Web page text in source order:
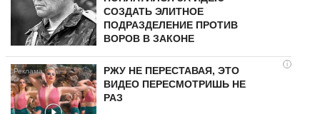
СОЗДАТЬ ЭЛИТНОЕ
ПОДРАЗДЕЛЕНИЕ ПРОТИВ
ВОРОВ В ЗАКОНЕ
i
РЖУ НЕ ПЕРЕСТАВАЯ, ЭТО
ВИДЕО ПЕРЕСМОТРИШЬ НЕ
РАЗ